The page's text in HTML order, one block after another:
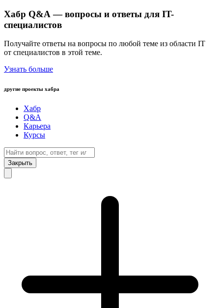
Хабр Q&A — вопросы и ответы для IT-
специалистов
Получайте ответы на вопросы по любой теме из области IT
от специалистов в этой теме.
Узнать больше
другие проекты хабра
Хабр
Q&A
Карьера
Курсы
Закрыть